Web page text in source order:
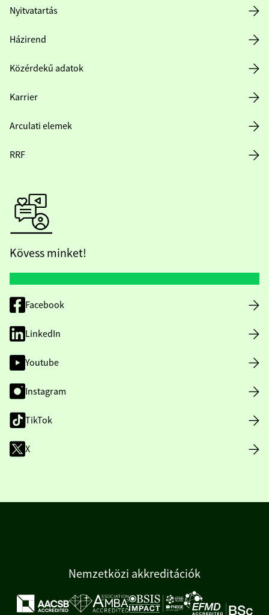
Nyitvatartás
Házirend
Közérdekű adatok
Karrier
Arculati elemek
RRF
Kövess minket!
Facebook
LinkedIn
Youtube
Instagram
TikTok
X
Nemzetközi akkreditációk